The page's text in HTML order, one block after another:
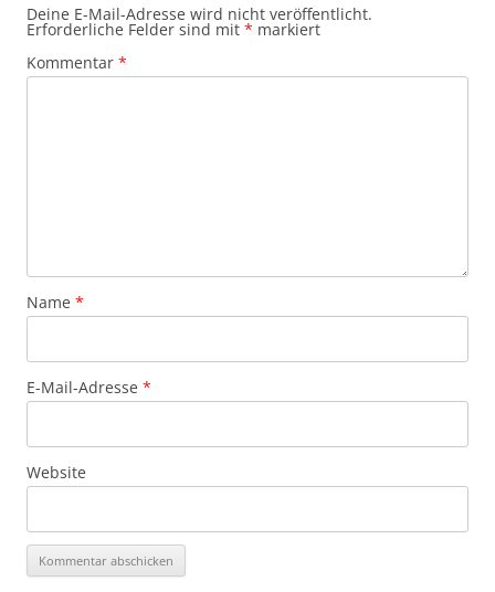
Deine E-Mail-Adresse wird nicht veröffentlicht.
Erforderliche Felder sind mit * markiert
Kommentar *
Name *
E-Mail-Adresse *
Website